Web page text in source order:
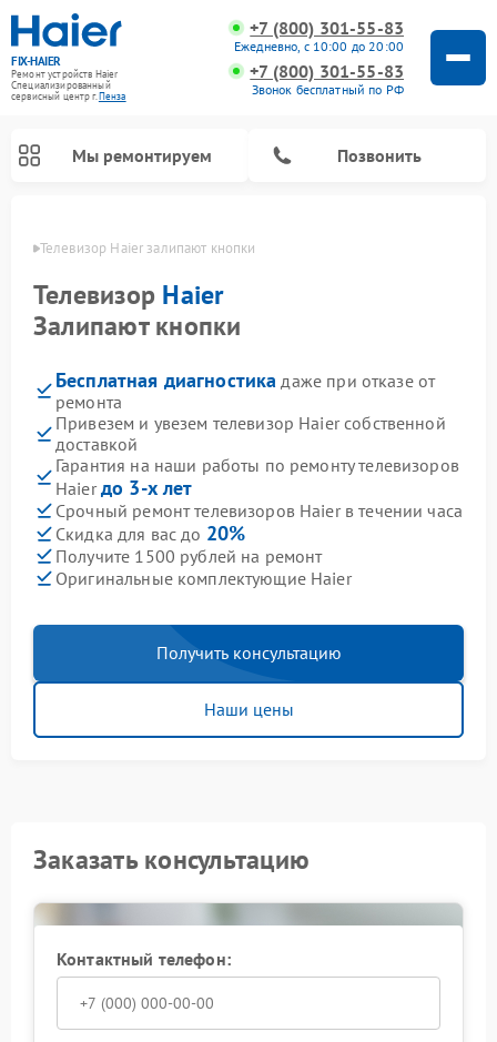
FIX-HAIER
Ремонт устройств Haier
Специализированный
cервисный центр г.Пенза
+7 (800) 301-55-83
Ежедневно, с 10:00 до 20:00
+7 (800) 301-55-83
Звонок бесплатный по РФ
Мы ремонтируем Позвонить
Телевизор Haier залипают кнопки
Телевизор Haier
Залипают кнопки
Бесплатная диагностика даже при отказе от
ремонта
Привезем и увезем телевизор Haier собственной
доставкой
Гарантия на наши работы по ремонту телевизоров
Haierдо 3-х лет
Срочный ремонт телевизоров Haier в течении часа
Скидка для вас до 20%
Получите 1500 рублей на ремонт
Оригинальные комплектующие Haier
Получить консультацию
Наши цены
Заказать консультацию
Контактный телефон: